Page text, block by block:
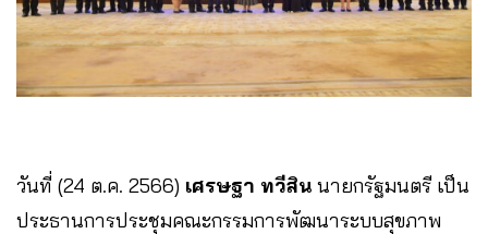
วันที่ (24 ต.ค. 2566) เศรษฐา ทวีสิน นายกรัฐมนตรี เป็น
ประธานการประชุมคณะกรรมการพัฒนาระบบสุขภาพ